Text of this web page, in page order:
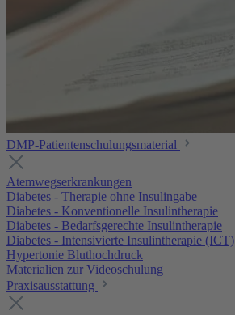
DMP-Patientenschulungsmaterial
Atemwegserkrankungen
Diabetes - Therapie ohne Insulingabe
Diabetes - Konventionelle Insulintherapie
Diabetes - Bedarfsgerechte Insulintherapie
Diabetes - Intensivierte Insulintherapie (ICT)
Hypertonie Bluthochdruck
Materialien zur Videoschulung
Praxisausstattung